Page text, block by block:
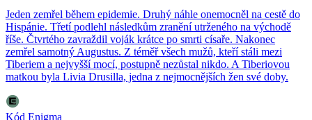
Jeden zemřel během epidemie. Druhý náhle onemocněl na cestě do
Hispánie. Třetí podlehl následkům zranění utrženého na východě
říše. Čtvrtého zavraždil voják krátce po smrti císaře. Nakonec
zemřel samotný Augustus. Z téměř všech mužů, kteří stáli mezi
Tiberiem a nejvyšší mocí, postupně nezůstal nikdo. A Tiberiovou
matkou byla Livia Drusilla, jedna z nejmocnějších žen své doby.
Kód Enigma